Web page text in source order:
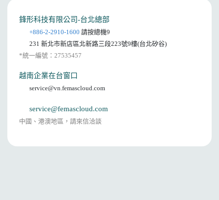
鋒形科技有限公司-台北總部
+886-2-2910-1600 請按總機9
231 新北市新店區北新路三段223號9樓(台北矽谷)
*統一編號：27535457
越南企業在台窗口
service@vn.femascloud.com
service@femascloud.com
中國、港澳地區，請來信洽談